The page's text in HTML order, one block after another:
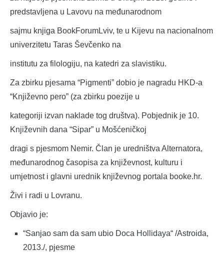
predstavljena u Lavovu na međunarodnom
sajmu knjiga BookForumLviv, te u Kijevu na nacionalnom
univerzitetu Taras Ševčenko na
institutu za filologiju, na katedri za slavistiku.
Za zbirku pjesama “Pigmenti” dobio je nagradu HKD-a
“Književno pero” (za zbirku poezije u
kategoriji izvan naklade tog društva). Pobjednik je 10.
Književnih dana “Sipar” u Mošćeničkoj
dragi s pjesmom Nemir. Član je uredništva Alternatora,
međunarodnog časopisa za književnost, kulturu i
umjetnost i glavni urednik književnog portala booke.hr.
Živi i radi u Lovranu.
Objavio je:
“Sanjao sam da sam ubio Doca Hollidaya“ /Astroida,
2013./, pjesme